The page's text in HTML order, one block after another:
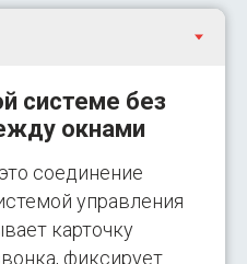
системе без
окнами
соединение
управления
карточку
фиксирует